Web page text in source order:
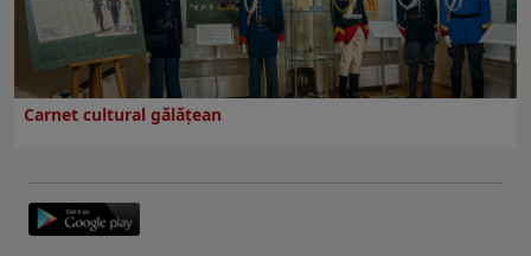
Carnet cultural gălăţean